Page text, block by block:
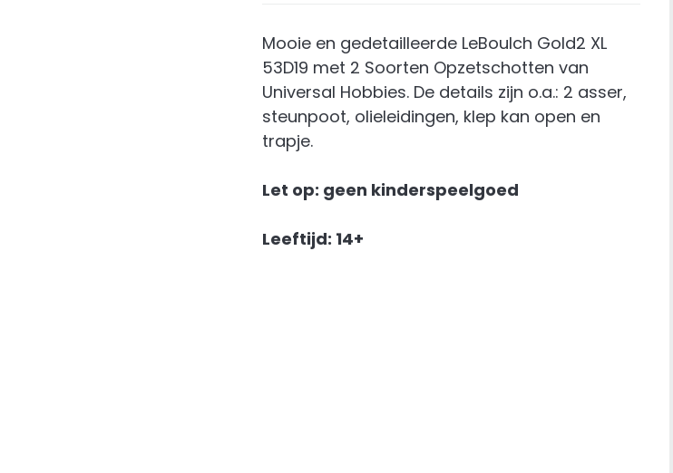
Mooie en gedetailleerde LeBoulch Gold2 XL
53D19 met 2 Soorten Opzetschotten van
Universal Hobbies. De details zijn o.a.: 2 asser,
steunpoot, olieleidingen, klep kan open en
trapje.
Let op: geen kinderspeelgoed
Leeftijd: 14+